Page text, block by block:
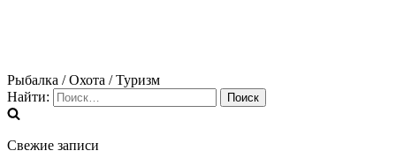
Рыбалка / Охота / Туризм
Найти:
Свежие записи